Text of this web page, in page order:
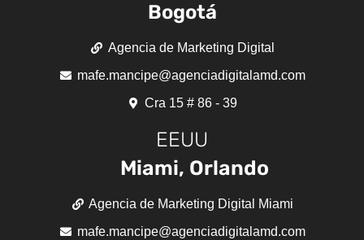
Bogotá
Agencia de Marketing Digital
mafe.mancipe@agenciadigitalamd.com
Cra 15 # 86 - 39
EEUU
Miami, Orlando
Agencia de Marketing Digital Miami
mafe.mancipe@agenciadigitalamd.com